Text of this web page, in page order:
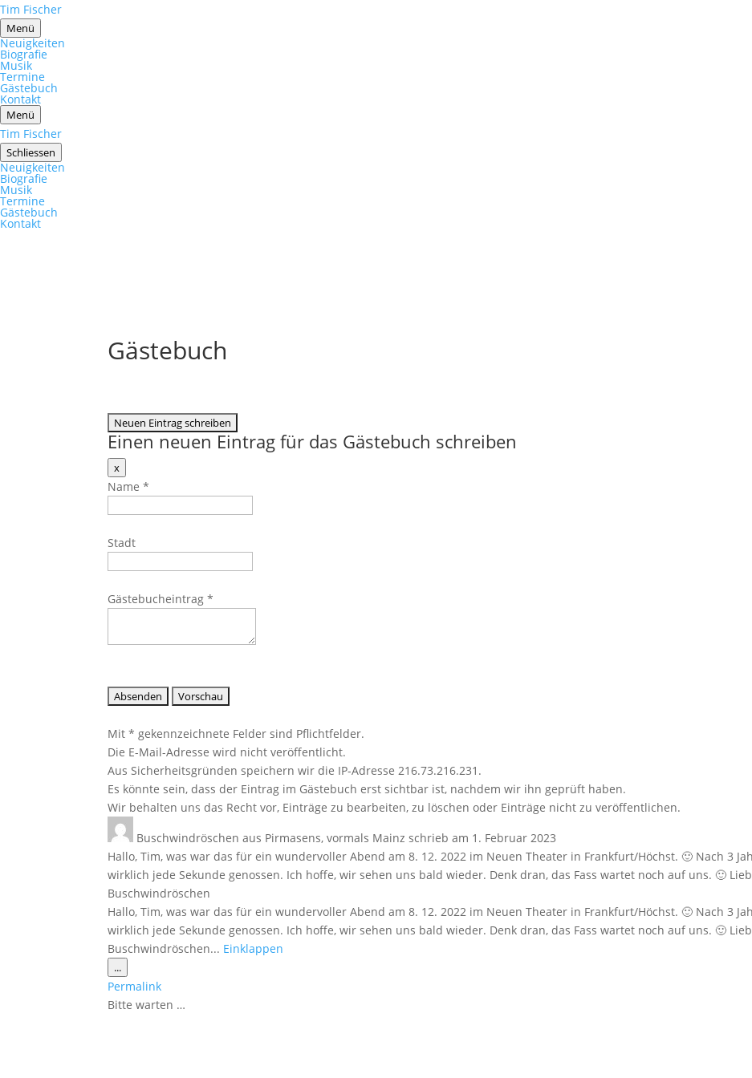
Tim Fischer
Menü
Neuigkeiten
Biografie
Musik
Termine
Gästebuch
Kontakt
Menü
Tim Fischer
Schliessen
Neuigkeiten
Biografie
Musik
Termine
Gästebuch
Kontakt
Gästebuch
Einen neuen Eintrag für das Gästebuch schreiben
xDieses
Formular
ausblenden
Name*
Stadt
Gästebucheintrag*
Mit * gekennzeichnete Felder sind Pflichtfelder.
Die E-Mail-Adresse wird nicht veröffentlicht.
Aus Sicherheitsgründen speichern wir die IP-Adresse 216.73.216.231.
Es könnte sein, dass der Eintrag im Gästebuch erst sichtbar ist, nachdem wir ihn geprüft haben.
Wir behalten uns das Recht vor, Einträge zu bearbeiten, zu löschen oder Einträge nicht zu veröffentlichen.
Buschwindröschenaus Pirmasens, vormals Mainz schrieb am 1. Februar 2023
Hallo, Tim, was war das für ein wundervoller Abend am 8. 12. 2022 im Neuen Theater in Frankfurt/Höchst. 🙂 Nach 3
wirklich jede Sekunde genossen. Ich hoffe, wir sehen uns bald wieder. Denk dran, das Fass wartet noch auf uns. 🙂
Buschwindröschen
Hallo, Tim, was war das für ein wundervoller Abend am 8. 12. 2022 im Neuen Theater in Frankfurt/Höchst. 🙂 Nach 3
wirklich jede Sekunde genossen. Ich hoffe, wir sehen uns bald wieder. Denk dran, das Fass wartet noch auf uns. 🙂
Buschwindröschen... Einklappen
...Diese
Metabox
Permalink
Bitte warten …